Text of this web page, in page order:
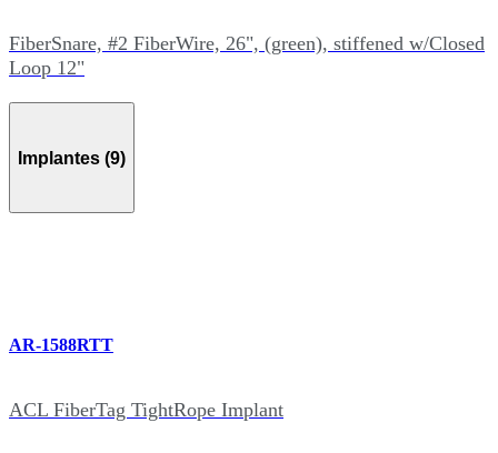
FiberSnare, #2 FiberWire, 26", (green), stiffened w/Closed
Loop 12"
Implantes (9)
AR-1588RTT
ACL FiberTag TightRope Implant